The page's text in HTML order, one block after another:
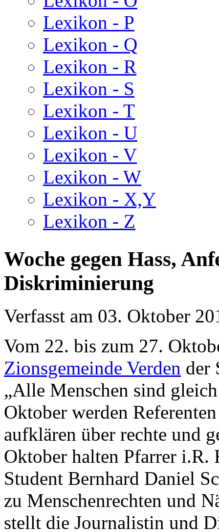
Lexikon - P
Lexikon - Q
Lexikon - R
Lexikon - S
Lexikon - T
Lexikon - U
Lexikon - V
Lexikon - W
Lexikon - X,Y
Lexikon - Z
Woche gegen Hass,
Diskriminierung
Verfasst am 03. Oktober
Vom 22. bis zum 27.
Zionsgemeinde Verden der
„Alle Menschen sind
Oktober werden
aufklären über rechte und
Oktober halten Pfarrer
Student Bernhard Daniel
zu Menschenrechten und
stellt die Journalistin und